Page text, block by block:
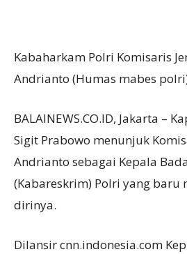
Kabaharkam Polri Komisaris
Andrianto (Humas mabes
BALAINEWS.CO.ID, Jakarta –
Sigit Prabowo menunjuk
Andrianto sebagai Kepala
(Kabareskrim) Polri yang baru
dirinya.
Dilansir cnn.indonesia.com